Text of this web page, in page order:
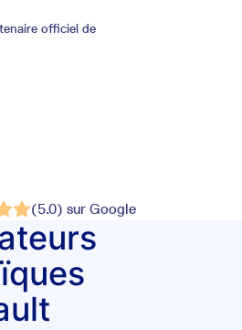
officiel de
(5.0) sur Google